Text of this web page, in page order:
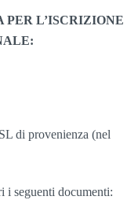
PER L’ISCRIZIONE
di provenienza (nel
i seguenti documenti: